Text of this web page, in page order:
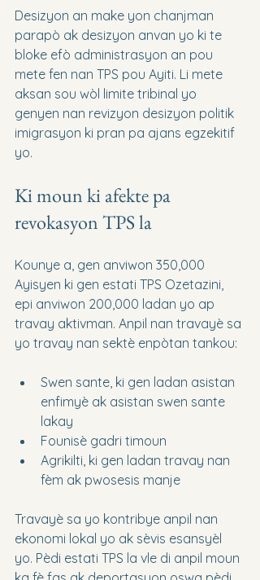
Desizyon an make yon chanjman
parapò ak desizyon anvan yo ki te
bloke efò administrasyon an pou
mete fen nan TPS pou Ayiti. Li mete
aksan sou wòl limite tribinal yo
genyen nan revizyon desizyon politik
imigrasyon ki pran pa ajans egzekitif
yo.
Ki moun ki afekte pa
revokasyon TPS la
Kounye a, gen anviwon 350,000
Ayisyen ki gen estati TPS Ozetazini,
epi anviwon 200,000 ladan yo ap
travay aktivman. Anpil nan travayè sa
yo travay nan sektè enpòtan tankou:
Swen sante, ki gen ladan asistan
enfimyè ak asistan swen sante
lakay
Founisè gadri timoun
Agrikilti, ki gen ladan travay nan
fèm ak pwosesis manje
Travayè sa yo kontribye anpil nan
ekonomi lokal yo ak sèvis esansyèl
yo. Pèdi estati TPS la vle di anpil moun